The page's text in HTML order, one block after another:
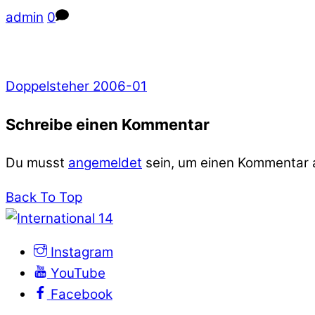
admin 0
Doppelsteher 2006-01
Schreibe einen Kommentar
Du musst angemeldet sein, um einen Kommentar
Back To Top
Instagram
YouTube
Facebook